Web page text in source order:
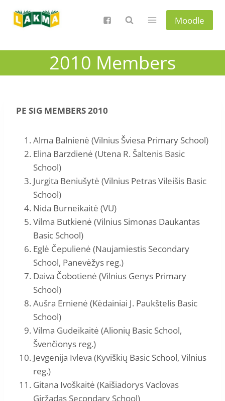
Moodle
2010 Members
PE SIG MEMBERS 2010
Alma Balnienė (Vilnius Šviesa Primary School)
Elina Barzdienė (Utena R. Šaltenis Basic
School)
Jurgita Beniušytė (Vilnius Petras Vileišis Basic
School)
Nida Burneikaitė (VU)
Vilma Butkienė (Vilnius Simonas Daukantas
Basic School)
Eglė Čepulienė (Naujamiestis Secondary
School, Panevėžys reg.)
Daiva Čobotienė (Vilnius Genys Primary
School)
Aušra Ernienė (Kėdainiai J. Paukštelis Basic
School)
Vilma Gudeikaitė (Alionių Basic School,
Švenčionys reg.)
Jevgenija Ivleva (Kyviškių Basic School, Vilnius
reg.)
Gitana Ivoškaitė (Kaišiadorys Vaclovas
Giržadas Secondary School)